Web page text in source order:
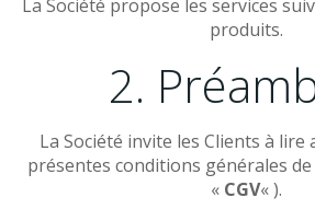
La Société propose les services
produits.
2.
La Société invite les Clients à
présentes conditions générales
« CGV« ).